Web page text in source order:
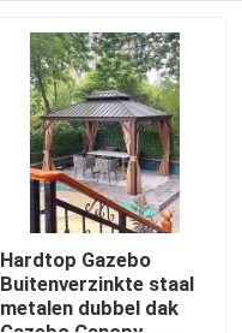
Hardtop Gazebo
Buitenverzinkte staal
metalen dubbel dak